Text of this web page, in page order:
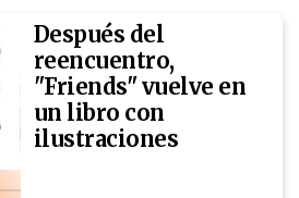
Después del
reencuentro,
"Friends" vuelve en
un libro con
ilustraciones